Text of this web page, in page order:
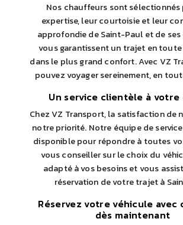
Nos chauffeurs sont
expertise, leur courtoisie et leur
approfondie de Saint-Paul et de ses
vous garantissent un trajet en
dans le plus grand confort. Avec VZ
pouvez voyager sereinement, en
Un service clientèle à
Chez VZ Transport, la satisfaction de
notre priorité. Notre équipe de
disponible pour répondre à toutes
vous conseiller sur le choix du
adapté à vos besoins et vous
réservation de votre trajet à
Réservez votre véhicule avec
dès maintenant